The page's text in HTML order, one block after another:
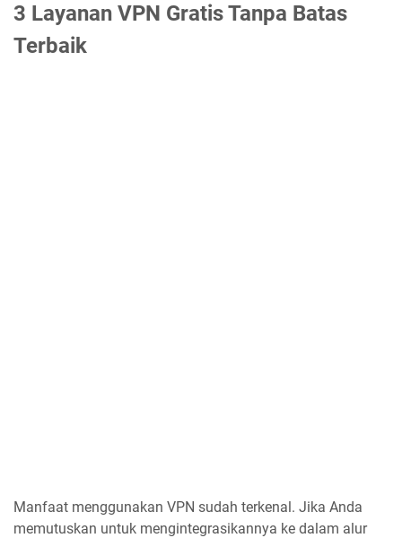
3 Layanan VPN Gratis Tanpa Batas
Terbaik
Manfaat menggunakan VPN sudah terkenal. Jika Anda
memutuskan untuk mengintegrasikannya ke dalam alur